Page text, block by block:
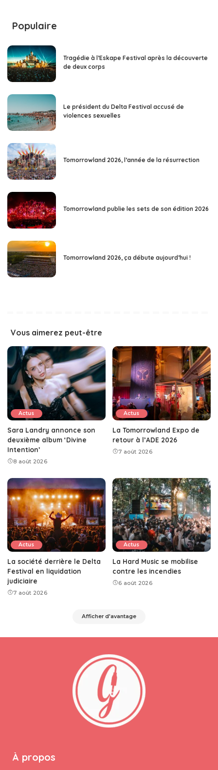
Populaire
Tragédie à l’Eskape Festival après la découverte
de deux corps
Le président du Delta Festival accusé de
violences sexuelles
Tomorrowland 2026, l’année de la résurrection
Tomorrowland publie les sets de son édition 2026
Tomorrowland 2026, ça débute aujourd’hui !
Vous aimerez peut-être
Actus
Sara Landry annonce son
deuxième album ‘Divine
Intention’
8 août 2026
Actus
La Tomorrowland Expo de
retour à l’ADE 2026
7 août 2026
Actus
La société derrière le Delta
Festival en liquidation
judiciaire
7 août 2026
Actus
La Hard Music se mobilise
contre les incendies
6 août 2026
Afficher d'avantage
À propos